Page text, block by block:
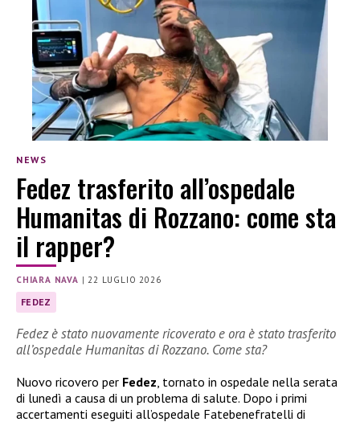
NEWS
Fedez trasferito all’ospedale
Humanitas di Rozzano: come sta
il rapper?
CHIARA NAVA | 22 LUGLIO 2026
FEDEZ
Fedez è stato nuovamente ricoverato e ora è stato trasferito
all’ospedale Humanitas di Rozzano. Come sta?
Nuovo ricovero per Fedez, tornato in ospedale nella serata
di lunedì a causa di un problema di salute. Dopo i primi
accertamenti eseguiti all’ospedale Fatebenefratelli di